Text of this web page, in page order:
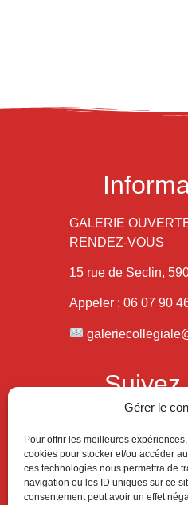
Gérer le
Pour offrir les meilleures
cookies pour stocker et/ou accéder
ces technologies nous permettra de
navigation ou les ID uniques sur ce
consentement peut avoir un effet
GALERIE
RENDEZ-VOUS
15 rue de Seclin,
Appeler : 06 07 90
Suivez